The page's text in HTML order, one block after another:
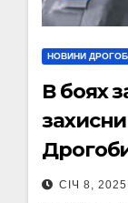
НОВИНИ
В боях
СІЧ 8, 2025